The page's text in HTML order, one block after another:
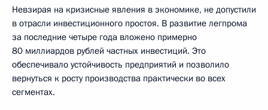
Невзирая на кризисные явления в экономике, не допустили
в отрасли инвестиционного простоя. В развитие легпрома
за последние четыре года вложено примерно
80 миллиардов рублей частных инвестиций. Это
обеспечивало устойчивость предприятий и позволило
вернуться к росту производства практически во всех
сегментах.